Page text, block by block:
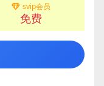
svip会员
免费